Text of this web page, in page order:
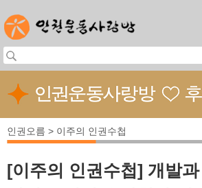
인권오름 > 이주의 인권수첩
[이주의 인권수첩] 개발과